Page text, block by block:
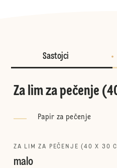
Sastojci
Za lim za pečenje
Papir za pečenje
ZA LIM ZA PEČENJE (40 X 30
malo